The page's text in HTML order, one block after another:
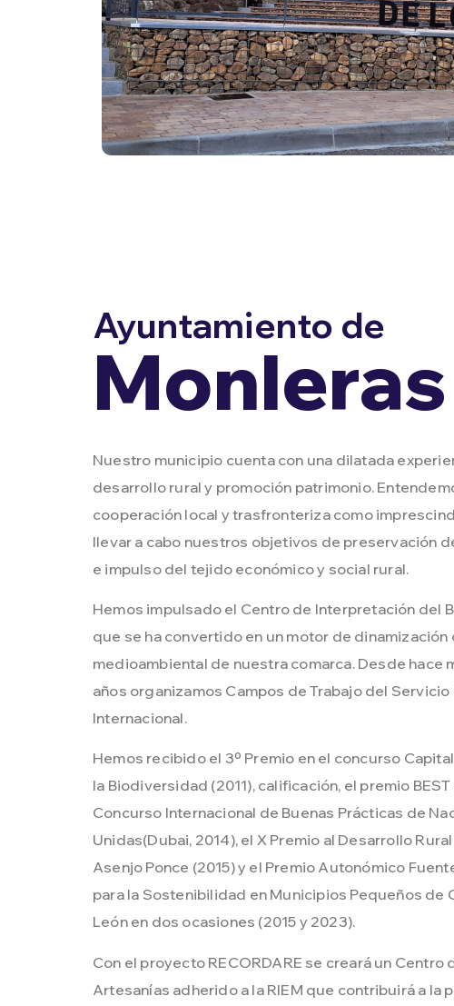
Ayuntamiento de
Monleras
Nuestro municipio cuenta con una dilatada
desarrollo rural y promoción patrimonio.
cooperación local y trasfronteriza como
llevar a cabo nuestros objetivos de preservación
e impulso del tejido económico y social rural.
Hemos impulsado el Centro de Interpretación del
que se ha convertido en un motor de dinamización
medioambiental de nuestra comarca. Desde hace
años organizamos Campos de Trabajo del Servicio
Internacional.
Hemos recibido el 3º Premio en el concurso
la Biodiversidad (2011), calificación, el premio BEST
Concurso Internacional de Buenas Prácticas de
Unidas(Dubai, 2014), el X Premio al Desarrollo
Asenjo Ponce (2015) y el Premio Autonómico
para la Sostenibilidad en Municipios Pequeños de
León en dos ocasiones (2015 y 2023).
Con el proyecto RECORDARE se creará un Centro
Artesanías adherido a la RIEM que contribuirá a la